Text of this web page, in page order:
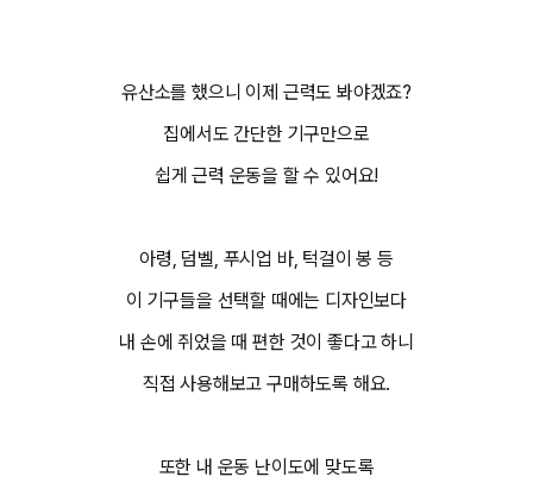
유산소를 했으니 이제 근력도 봐야겠죠?
집에서도 간단한 기구만으로
쉽게 근력 운동을 할 수 있어요!
아령, 덤벨, 푸시업 바, 턱걸이 봉 등
이 기구들을 선택할 때에는 디자인보다
내 손에 쥐었을 때 편한 것이 좋다고 하니
직접 사용해보고 구매하도록 해요.
또한 내 운동 난이도에 맞도록